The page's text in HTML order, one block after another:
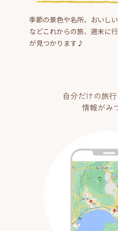
季節の景色や名所、おいし
などこれからの旅、週末に
が見つかります♪
自分だけの旅
情報がみ